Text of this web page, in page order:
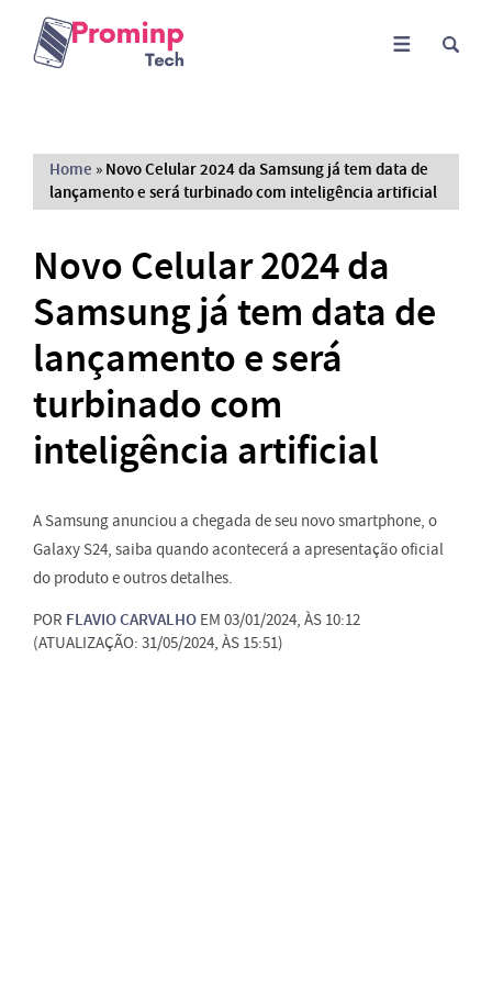
Home » Novo Celular 2024 da Samsung já tem data de
lançamento e será turbinado com inteligência artificial
Novo Celular 2024 da
Samsung já tem data de
lançamento e será
turbinado com
inteligência artificial
A Samsung anunciou a chegada de seu novo smartphone, o
Galaxy S24, saiba quando acontecerá a apresentação oficial
do produto e outros detalhes.
POR FLAVIO CARVALHO EM 03/01/2024, ÀS 10:12
(ATUALIZAÇÃO: 31/05/2024, ÀS 15:51)